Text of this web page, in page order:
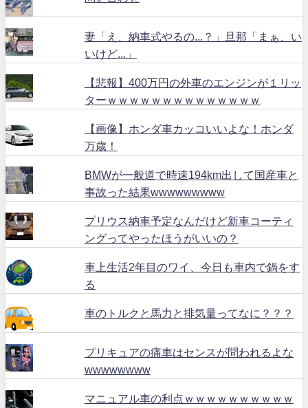
妻「え、納車式やるの...？」旦那「まぁ、い
いけど...」
【悲報】400万円の外車のエンジンが１リッ
ターｗｗｗｗｗｗｗｗｗｗｗｗｗｗ
【画像】ホンダ車カッコいいよな！ホンダ
万歳！
BMWが一般道で時速194km出して国産車と
事故った結果wwwwwwwww
プリウス納車予定なんだけど新車コーティ
ングってやったほうがいいの？
車上生活2年目のワイ、今日も車内で鍋をす
る
車のトルクと馬力と排気量ってなに？？？
プリキュアの痛車はセンスが問われるよな
wwwwwwww
マニュアル車の利点ｗｗｗｗｗｗｗｗｗｗ